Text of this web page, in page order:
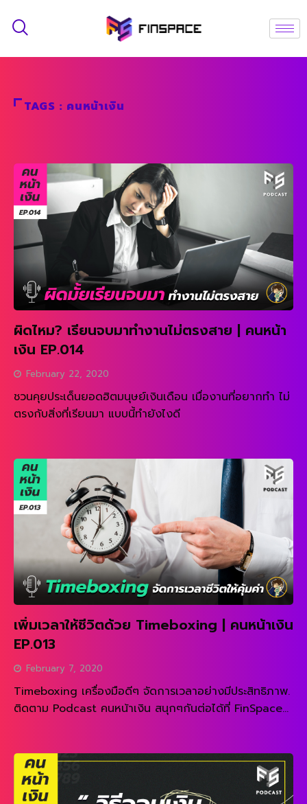
TAGS : คนหน้าเงิน
ผิดไหม? เรียนจบมาทำงานไม่ตรงสาย | คนหน้า
เงิน EP.014
February 22, 2020
ชวนคุยประเด็นยอดฮิตมนุษย์เงินเดือน เมื่องานที่อยากทำ ไม่
ตรงกับสิ่งที่เรียนมา แบบนี้ทำยังไงดี
เพิ่มเวลาให้ชีวิตด้วย Timeboxing | คนหน้าเงิน
EP.013
February 7, 2020
Timeboxing เครื่องมือดีๆ จัดการเวลาอย่างมีประสิทธิภาพ.
ติดตาม Podcast คนหน้าเงิน สนุกๆกันต่อได้ที่ FinSpace